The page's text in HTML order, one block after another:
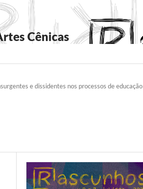
Cênicas
e dissidentes nos processos de educação